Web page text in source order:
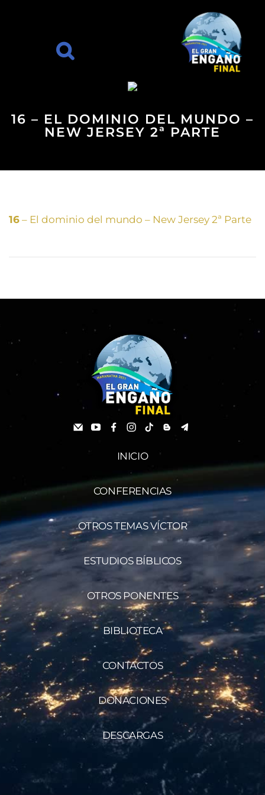
16 – EL DOMINIO DEL MUNDO –
NEW JERSEY 2ª PARTE
16 – El dominio del mundo – New Jersey 2ª Parte
INICIO
CONFERENCIAS
OTROS TEMAS VÍCTOR
ESTUDIOS BÍBLICOS
OTROS PONENTES
BIBLIOTECA
CONTACTOS
DONACIONES
DESCARGAS